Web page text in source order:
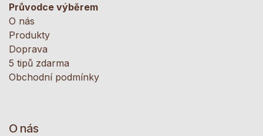
Průvodce výběrem
O nás
Produkty
Doprava
5 tipů zdarma
Obchodní podmínky
O nás